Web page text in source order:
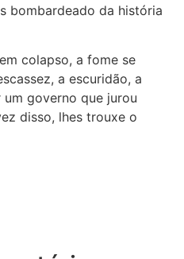
bombardeado da história
colapso, a fome se
a escuridão, a
governo que jurou
disso, lhes trouxe o